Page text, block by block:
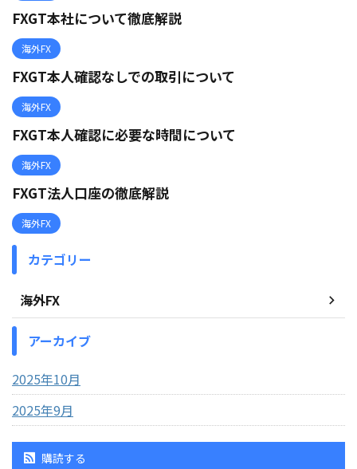
FXGT本社について徹底解説
海外FX
FXGT本人確認なしでの取引について
海外FX
FXGT本人確認に必要な時間について
海外FX
FXGT法人口座の徹底解説
海外FX
カテゴリー
海外FX
アーカイブ
2025年10月
2025年9月
購読する